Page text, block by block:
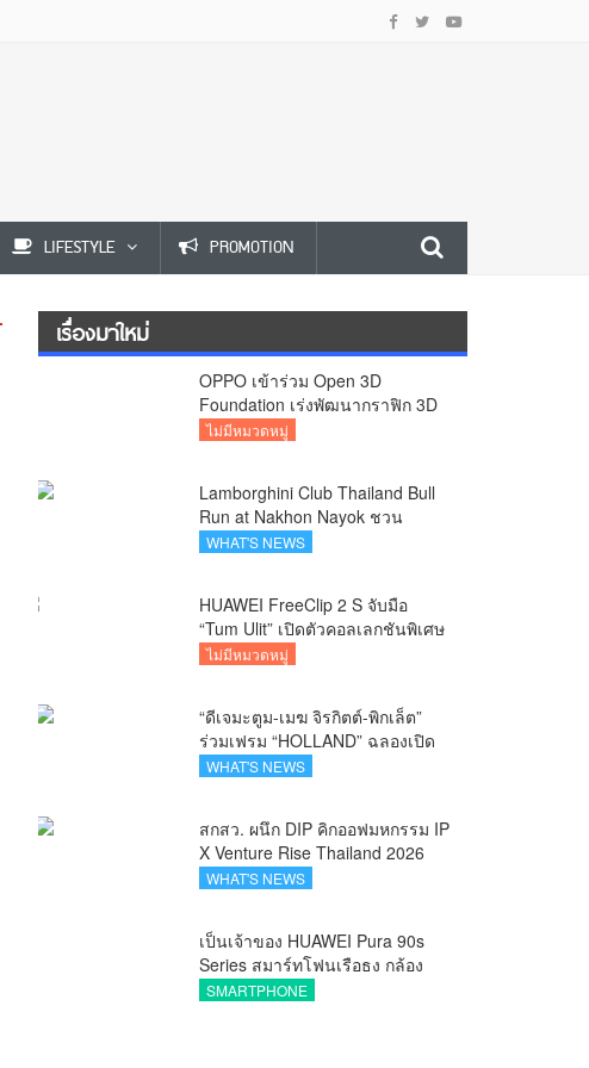
LIFESTYLE PROMOTION
เรื่องมาใหม่
OPPO เข้าร่วม Open 3D
Foundation เร่งพัฒนากราฟิก 3D
บนอุปกรณ์มือถือ
ไม่มีหมวดหมู่
Lamborghini Club Thailand Bull
Run at Nakhon Nayok ชวน
คาราวานกระทิงดุ สัมผัสธรรมชาติ
WHAT'S NEWS
HUAWEI FreeClip 2 S จับมือ
“Tum Ulit” เปิดตัวคอลเลกชันพิเศษ
Space Explorer ถ่ายทอดศิลปะบน
ไม่มีหมวดหมู่
“ดีเจมะตูม-เมฆ จิรกิตต์-พิกเล็ต”
ร่วมเฟรม “HOLLAND” ฉลองเปิด
ตัว SELBAN แบรนด์แฟชั่น
WHAT'S NEWS
สกสว. ผนึก DIP คิกออฟมหกรรม IP
X Venture Rise Thailand 2026
สร้างระบบนิเวศเชื่อมทรัพย์สินทาง
WHAT'S NEWS
เป็นเจ้าของ HUAWEI Pura 90s
Series สมาร์ทโฟนเรือธง กล้อง
ถ่ายสวยสมจริงทุกระยะ พร้อมของ
SMARTPHONE